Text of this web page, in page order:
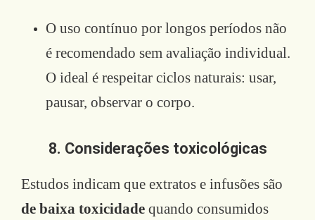
O uso contínuo por longos períodos não
é recomendado sem avaliação individual.
O ideal é respeitar ciclos naturais: usar,
pausar, observar o corpo.
8. Considerações toxicológicas
Estudos indicam que extratos e infusões são
de baixa toxicidade quando consumidos